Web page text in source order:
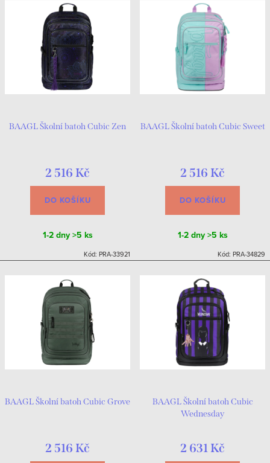
BAAGL Školní batoh Cubic Zen
2 516 Kč
DO KOŠÍKU
1-2 dny >5 ks
Kód: PRA-33921
BAAGL Školní batoh Cubic Sweet
2 516 Kč
DO KOŠÍKU
1-2 dny >5 ks
Kód: PRA-34829
BAAGL Školní batoh Cubic Grove
2 516 Kč
BAAGL Školní batoh Cubic
Wednesday
2 631 Kč